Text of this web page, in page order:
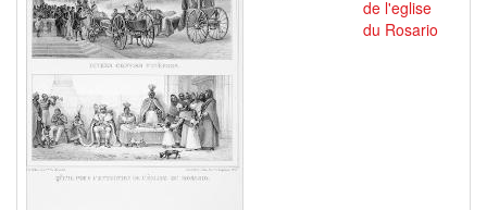
de l'eglise
du Rosario